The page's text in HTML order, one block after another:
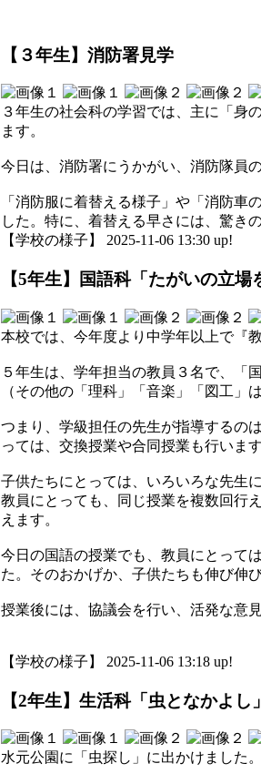
【３年生】消防署見学
３年生の社会科の学習では、主に「身
ます。
今日は、消防署にうかがい、消防隊員
「消防服に着替える様子」や「消防
した。特に、着替える早さには、驚き
【学校の様子】 2025-11-06 13:30 up!
【5年生】国語科「たがいの立
本校では、今年度より中学年以上で『
５年生は、学年担当の教員３名で、「
（その他の「理科」「音楽」「図工」
つまり、学級担任の先生が指導するの
っては、交換授業や合同授業も行います
子供たちにとっては、いろいろな先生
教員にとっても、同じ授業を複数回行
えます。
今日の国語の授業でも、教員にとって
た。そのおかげか、子供たちも伸び伸
授業後には、協議会を行い、活発な意
【学校の様子】 2025-11-06 13:18 up!
【2年生】生活科「虫となかよし」
水元公園に「虫探し」に出かけました。